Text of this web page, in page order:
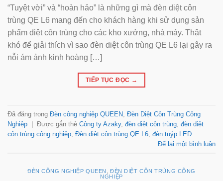
“Tuyệt vời” và “hoàn hảo” là những gì mà đèn diệt côn
trùng QE L6 mang đến cho khách hàng khi sử dụng sản
phẩm diệt côn trùng cho các kho xưởng, nhà máy. Thật
khó để giải thích vì sao đèn diệt côn trùng QE L6 lại gây ra
nỗi ám ảnh kinh hoàng […]
TIẾP TỤC ĐỌC →
Đã đăng trong Đèn công nghiệp QUEEN Đèn Diệt Côn Trùng Công
Nghiệp | Được gắn thẻ Công ty Azaky, đèn diệt côn trùng đèn diệt
côn trùng công nghiệp Đèn diệt côn trùng QE L6 đèn tuýp LED
Để lại một bình luận
ĐÈN CÔNG NGHIỆP QUEEN
ĐÈN DIỆT CÔN TRÙNG CÔNG
NGHIỆP